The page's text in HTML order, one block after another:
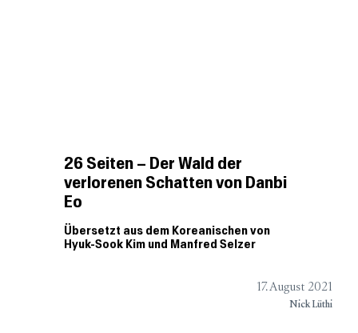
26 Seiten – Der Wald der
verlorenen Schatten von Danbi
Eo
Übersetzt aus dem Koreanischen von
Hyuk-Sook Kim und Manfred Selzer
17. August 2021
Nick Lüthi